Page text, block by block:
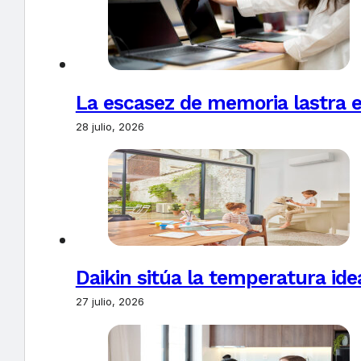
La escasez de memoria lastra
28 julio, 2026
Daikin sitúa la temperatura
27 julio, 2026